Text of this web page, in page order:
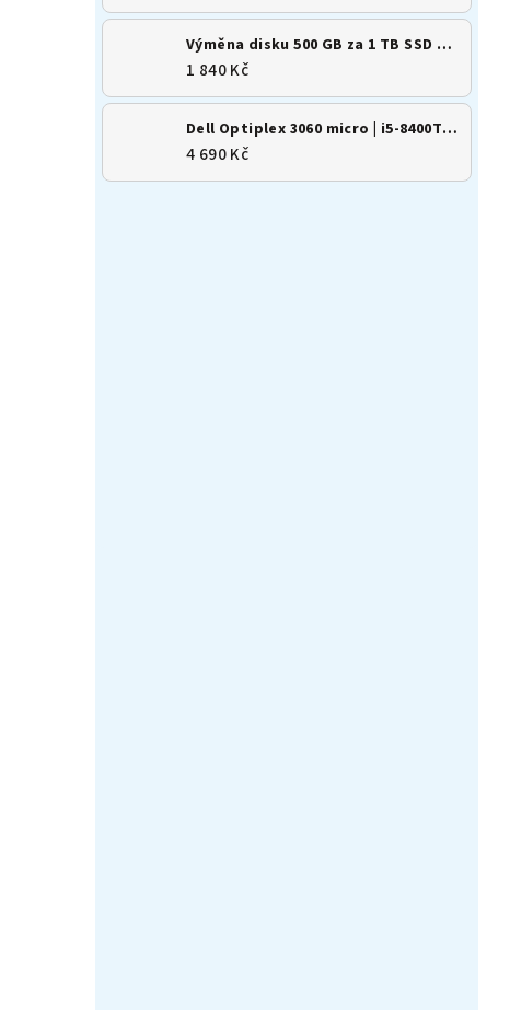
Výměna disku 500 GB za 1 TB SSD M.2 NVMe
1 840 Kč
Dell Optiplex 3060 micro | i5-8400T | 8GB | 256GB SSD | Win 11
4 690 Kč